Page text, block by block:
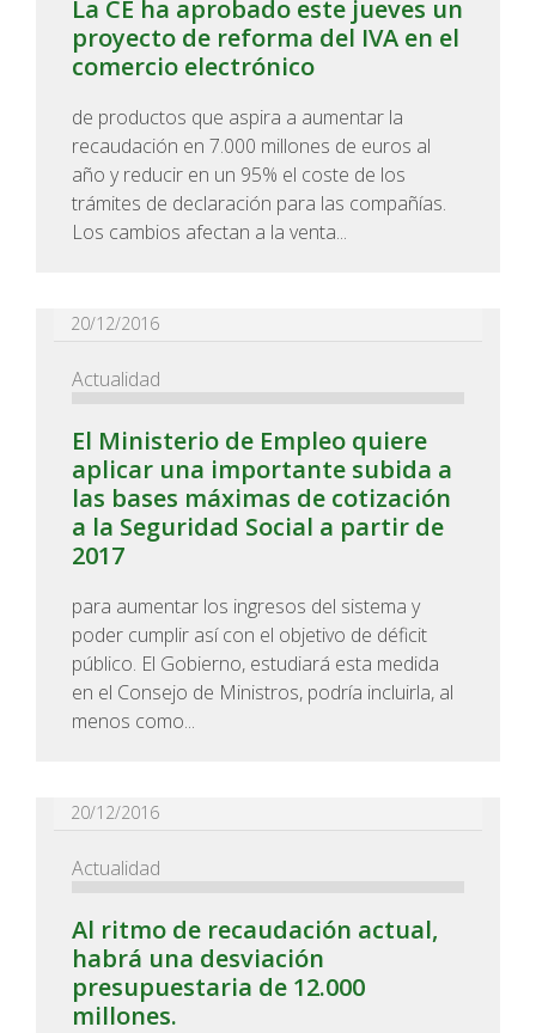
La CE ha aprobado este jueves un
proyecto de reforma del IVA en el
comercio electrónico
de productos que aspira a aumentar la
recaudación en 7.000 millones de euros al
año y reducir en un 95% el coste de los
trámites de declaración para las compañías.
Los cambios afectan a la venta...
20/12/2016
Actualidad
El Ministerio de Empleo quiere
aplicar una importante subida a
las bases máximas de cotización
a la Seguridad Social a partir de
2017
para aumentar los ingresos del sistema y
poder cumplir así con el objetivo de déficit
público. El Gobierno, estudiará esta medida
en el Consejo de Ministros, podría incluirla, al
menos como...
20/12/2016
Actualidad
Al ritmo de recaudación actual,
habrá una desviación
presupuestaria de 12.000
millones.